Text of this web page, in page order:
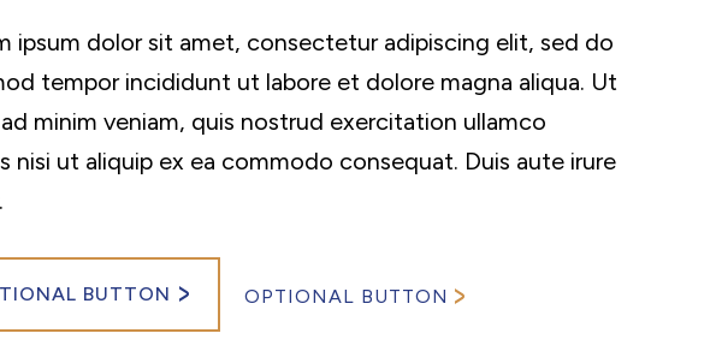
ipsum dolor sit amet, consectetur adipiscing elit, sed do
tempor incididunt ut labore et dolore magna aliqua. Ut
minim veniam, quis nostrud exercitation ullamco
nisi ut aliquip ex ea commodo consequat. Duis aute irure
BUTTON OPTIONAL BUTTON